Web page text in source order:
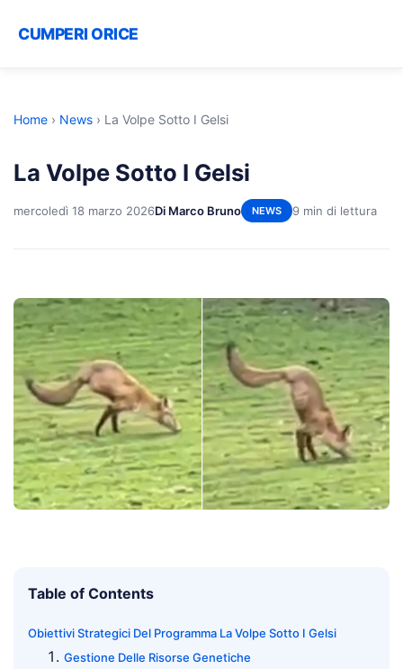
CUMPERI ORICE
Home › News › La Volpe Sotto I Gelsi
La Volpe Sotto I Gelsi
mercoledì 18 marzo 2026Di Marco Bruno NEWS 9 min di lettura
Table of Contents
Obiettivi Strategici Del Programma La Volpe Sotto I Gelsi
Gestione Delle Risorse Genetiche